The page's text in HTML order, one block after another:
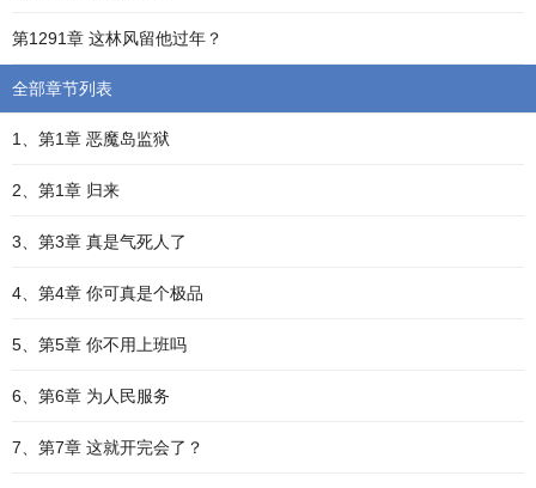
第1291章 这林风留他过年？
全部章节列表
1、第1章 恶魔岛监狱
2、第1章 归来
3、第3章 真是气死人了
4、第4章 你可真是个极品
5、第5章 你不用上班吗
6、第6章 为人民服务
7、第7章 这就开完会了？